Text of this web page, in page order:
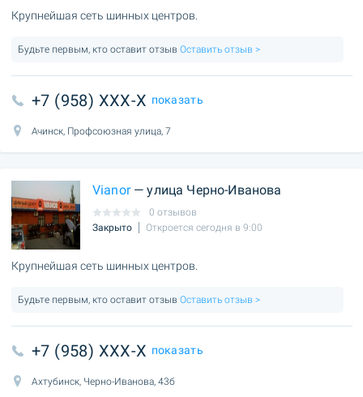
Крупнейшая сеть шинных центров.
Будьте первым, кто оставит отзыв Оставить отзыв >
+7 (958) XXX-X показать
Ачинск, Профсоюзная улица, 7
Vianor— улица Черно-Иванова
0 отзывов
Закрыто
Откроется сегодня в 9:00
Крупнейшая сеть шинных центров.
Будьте первым, кто оставит отзыв Оставить отзыв >
+7 (958) XXX-X показать
Ахтубинск, Черно-Иванова, 43б